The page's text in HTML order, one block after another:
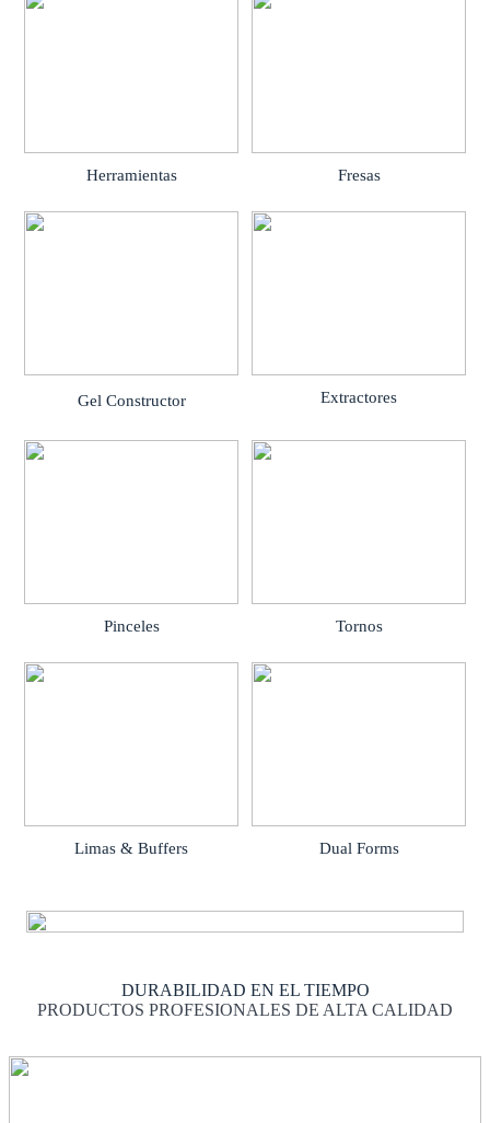
Herramientas Fresas
Gel Constructor Extractores
Pinceles Tornos
Limas & Buffers Dual Forms
DURABILIDAD EN EL TIEMPO
PRODUCTOS PROFESIONALES DE ALTA CALIDAD